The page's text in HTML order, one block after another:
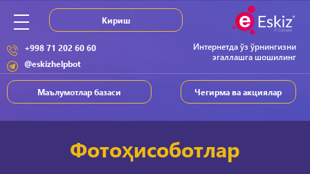
Интернетда ўз ўрнингизни
эгаллашга шошилинг
+998 71 202 60 60
@eskizhelpbot
Чегирма ва акциялар
Маълумотлар базаси
Кириш
Фотоҳисоботлар